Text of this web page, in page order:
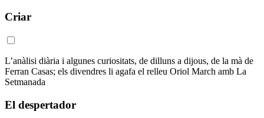
Criar
L’anàlisi diària i algunes curiositats, de dilluns a dijous, de la mà de
Ferran Casas; els divendres li agafa el relleu Oriol March amb La
Setmanada
El despertador